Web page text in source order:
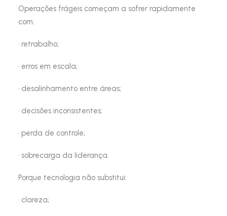
Operações frágeis começam a sofrer rapidamente
com:
· retrabalho;
· erros em escala;
· desalinhamento entre áreas;
· decisões inconsistentes;
· perda de controle;
· sobrecarga da liderança.
Porque tecnologia não substitui:
· clareza;